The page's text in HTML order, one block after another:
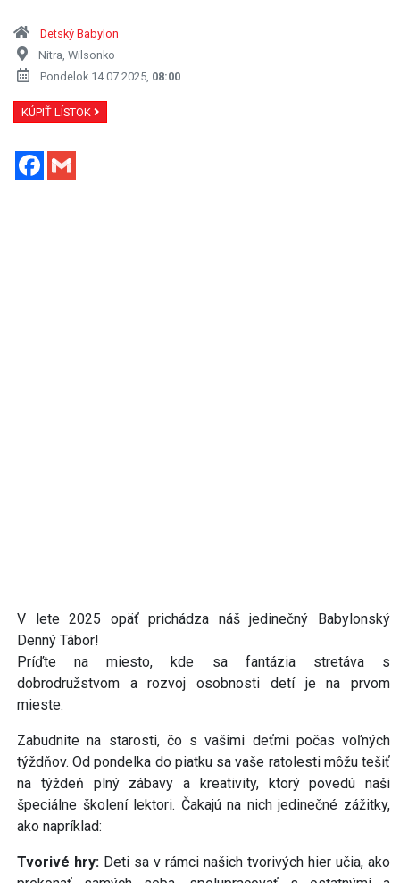
Detský Babylon
Nitra, Wilsonko
Pondelok 14.07.2025, 08:00
KÚPIŤ LÍSTOK
Facebook
V lete 2025 opäť prichádza náš jedinečný Babylonský
Denný Tábor!
Príďte na miesto, kde sa fantázia stretáva s
dobrodružstvom a rozvoj osobnosti detí je na prvom
mieste.
Zabudnite na starosti, čo s vašimi deťmi počas voľných
týždňov. Od pondelka do piatku sa vaše ratolesti môžu tešiť
na týždeň plný zábavy a kreativity, ktorý povedú naši
špeciálne školení lektori. Čakajú na nich jedinečné zážitky,
ako napríklad:
Tvorivé hry: Deti sa v rámci našich tvorivých hier učia, ako